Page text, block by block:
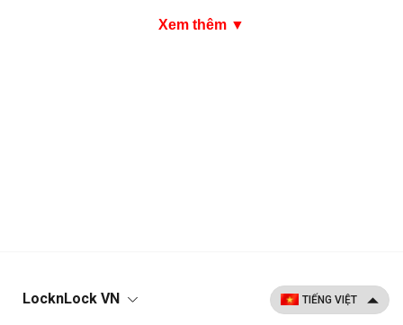
toàn cho sức khỏe con người.
được trang bị thêm các tính năng bổ sung như bắt muỗi,
tạo ẩm, tạo ion âm và giảm tĩnh điện, giúp cân bằng độ
Xem thêm ▼
LocknLock VN